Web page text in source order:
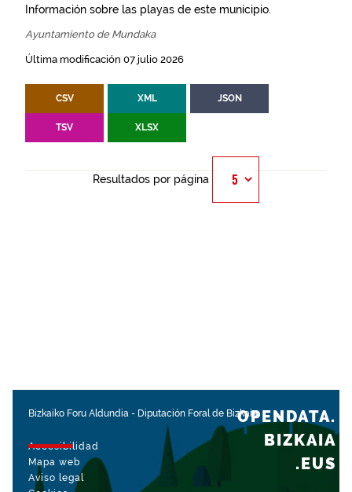
Información sobre las playas de este municipio.
Ayuntamiento de Mundaka
Última modificación 07 julio 2026
CSV XML JSON
TSV XLSX
Resultados por página
Bizkaiko Foru Aldundia - Diputación Foral de Bizkaia
Accesibilidad
Mapa web
Aviso legal
OPENDATA.
BIZKAIA
.EUS